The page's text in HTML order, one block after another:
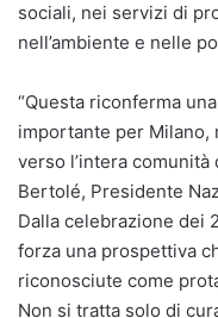
sociali, nei servizi di
nell’ambiente e nelle
“Questa riconferma
importante per Milano,
verso l’intera
Bertolé, Presidente
Dalla celebrazione dei
forza una prospettiva
riconosciute come
Non si tratta solo di